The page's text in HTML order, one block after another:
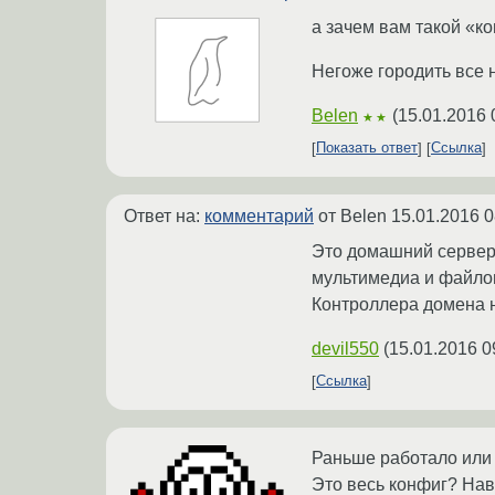
а зачем вам такой
Негоже городить
Belen ★★ (15.01.2016
Показать ответ Ссылка
Ответ на: комментарий от Belen 15.01.2016
Это домашний
мультимедиа и
Контроллера домена
devil550 (15.01.2016
Ссылка
Раньше работало или
Это весь конфиг?